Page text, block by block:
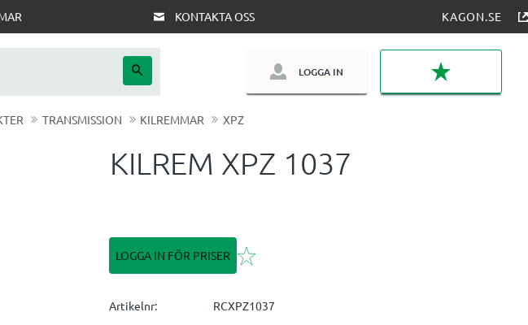
KONTAKTA OSS KAGON.SE
LOGGA IN
TRANSMISSION KILREMMAR XPZ
KILREM XPZ 1037
LOGGA IN FÖR PRISER Lägg till i favoriter
Artikelnr RCXPZ1037